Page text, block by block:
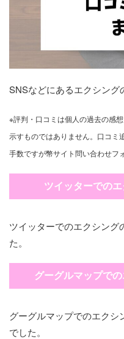
SNSなどにあるエクシング
※評判・口コミは個人の過去の感
示すものではありません。口コミ
手数ですが幣サイト問い合わせフ
ツイッターでの
ツイッターでのエクシング
た。
グーグルマップで
グーグルマップでのエクシ
でした。